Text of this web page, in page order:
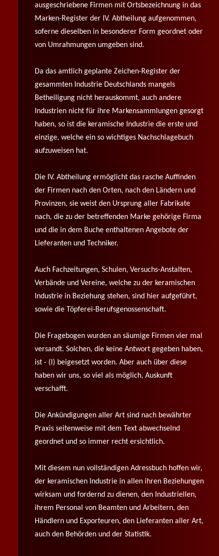
ausgeschriebene Firmen mit Ortsbezeichnung in das
Marken-Register der IV. Abtheilung aufgenommen,
soferne dieselben in besonderer Form geordnet oder
von Umrahmungen umgeben sind.
Da das amtlich geplante Zeichen-Register der
gesammten Industrie Deutschlands mangels
Betheiligung nicht herauskommt, auch andere
Industrien nicht für ihre Markensammlungen gesorgt
haben, so ist die keramische Industrie die erste und
einzige, welche ein so wichtiges Nachschlagebuch
aufzuweisen hat.
Die IV. Abtheilung ermöglicht das rasche Auffinden
der Firmen nach den Orten, nach den Ländern und
Provinzen, sie weist den Ursprung aller Fabrikate
nach, die zu der betreffenden Marke gehörige Firma
und die in dem Buche enthaltenen Angebote der
Lieferanten und Techniker.
Auch Fachzeitungen, Schulen, Versuchs-Anstalten,
Verbände und Vereine, welche zu der keramischen
Industrie in Beziehung stehen, sind hier aufgeführt,
sowie die Töpferei-Berufsgenossenschaft.
Die Fragebogen wurden an säumige Firmen vier mal
versandt. Solchen, die keine Antwort gegeben haben,
ist - (I) beigesetzt worden. Aber auch über diese
haben wir uns, so viel als möglich, Auskunft
verschafft.
Die Ankündigungen aller Art sind nach bewährter
Praxis seitenweise mit dem Text abwechselnd
geordnet und so immer recht ersichtlich.
Mit diesem nun vollständigen Adressbuch hoffen wir,
der keramischen Industrie in allen ihren Beziehungen
wirksam und fordernd zu dienen, den Industriellen,
ihrem Personal von Beamten und Arbeitern, den
Händlern und Exporteuren, den Lieferanten aller Art,
auch den Behörden und der Statistik.